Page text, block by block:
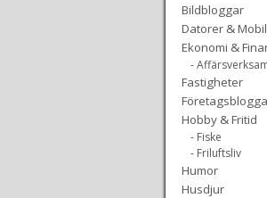
Bildbloggar
Datorer &
Ekonomi &
-
Fastigheter
Hobby & Fritid
- Fiske
- Friluftsliv
Humor
Husdjur